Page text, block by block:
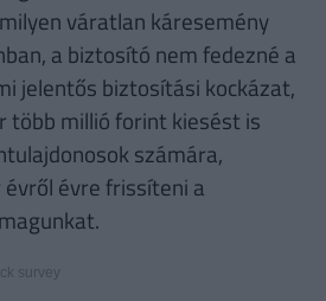
váratlan káresemény
a biztosító nem fedezné a
jelentős biztosítási kockázat,
több millió forint kiesést is
számára,
évre frissíteni a
survey